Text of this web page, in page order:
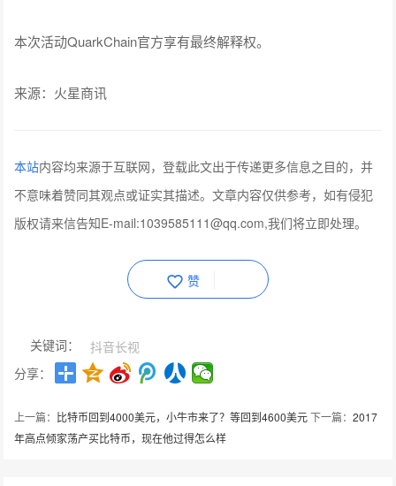
本次活动QuarkChain官方享有最终解释权。
来源： 火星商讯
本站内容均来源于互联网，登载此文出于传递更多信息之目的，并
不意味着赞同其观点或证实其描述。文章内容仅供参考，如有侵犯
版权请来信告知E-mail:1039585111@qq.com,我们将立即处理。
赞
关键词：
抖音长视
分享：
上一篇： 比特币回到4000美元，小牛市来了？等回到4600美元下一篇：2017
年高点倾家荡产买比特币，现在他过得怎么样